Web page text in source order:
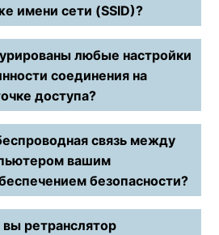
имени сети (SSID)?
любые настройки
соединения на
доступа?
связь между
вашим
безопасности?
ретранслятор